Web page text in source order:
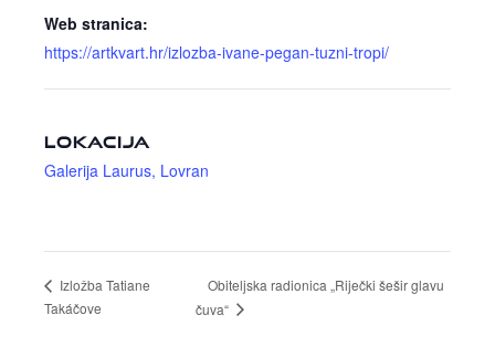
Web stranica:
https://artkvart.hr/izlozba-ivane-pegan-tuzni-tropi/
LOKACIJA
Galerija Laurus, Lovran
Izložba Tatiane
Takáčove
Obiteljska radionica „Riječki šešir glavu
čuva“